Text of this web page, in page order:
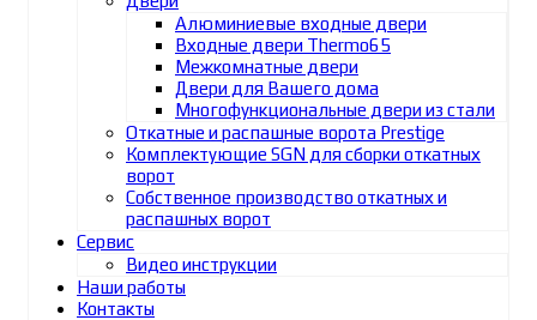
Алюминиевые входные двери
Входные двери Thermo65
Межкомнатные двери
Двери для Вашего дома
Многофункциональные двери из стали
Откатные и распашные ворота Prestige
Комплектующие SGN для сборки откатных
ворот
Собственное производство откатных и
распашных ворот
Сервис
Видео инструкции
Наши работы
Контакты